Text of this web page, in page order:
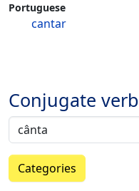
Portuguese
cantar
Conjugate verb
Categories